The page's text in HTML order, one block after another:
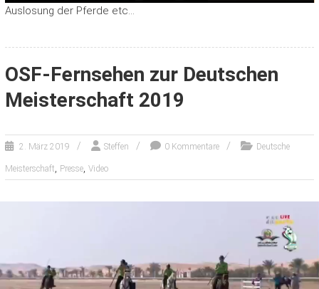
Auslosung der Pferde etc…
OSF-Fernsehen zur Deutschen
Meisterschaft 2019
2. März 2019 Steffen 0 Kommentare Deutsche
Meisterschaft, Presse, Video